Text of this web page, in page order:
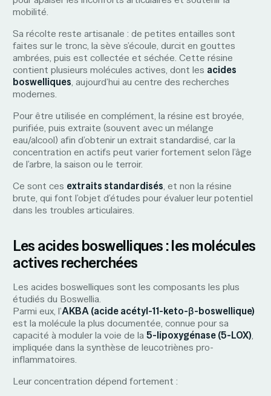
mobilité.
Sa récolte reste artisanale : de petites entailles sont
faites sur le tronc, la sève s’écoule, durcit en gouttes
ambrées, puis est collectée et séchée. Cette résine
contient plusieurs molécules actives, dont les acides
boswelliques, aujourd’hui au centre des recherches
modernes.
Pour être utilisée en complément, la résine est broyée,
purifiée, puis extraite (souvent avec un mélange
eau/alcool) afin d’obtenir un extrait standardisé, car la
concentration en actifs peut varier fortement selon l’âge
de l’arbre, la saison ou le terroir.
Ce sont ces extraits standardisés, et non la résine
brute, qui font l’objet d’études pour évaluer leur potentiel
dans les troubles articulaires.
Les acides boswelliques : les molécules
actives recherchées
Les acides boswelliques sont les composants les plus
étudiés du Boswellia.
Parmi eux, l’AKBA (acide acétyl-11-keto-β-boswellique)
est la molécule la plus documentée, connue pour sa
capacité à moduler la voie de la5-lipoxygénase (5-LOX),
impliquée dans la synthèse de leucotriènes pro-
inflammatoires.
Leur concentration dépend fortement :